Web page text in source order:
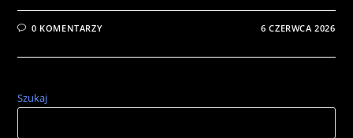
0 KOMENTARZY 6 CZERWCA 2026
Szukaj